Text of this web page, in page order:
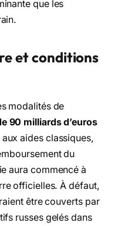
que les
et conditions
modalités de
90 milliards d’euros
aides classiques,
du
aura commencé à
officielles. À défaut,
être couverts par
russes gelés dans